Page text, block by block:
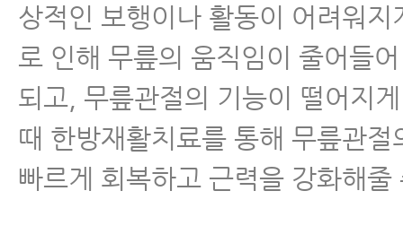
상적인 보행이나 활동이 어려워지
로 인해 무릎의 움직임이 줄어들
되고, 무릎관절의 기능이 떨어지
때 한방재활치료를 통해 무릎관절
빠르게 회복하고 근력을 강화해줄